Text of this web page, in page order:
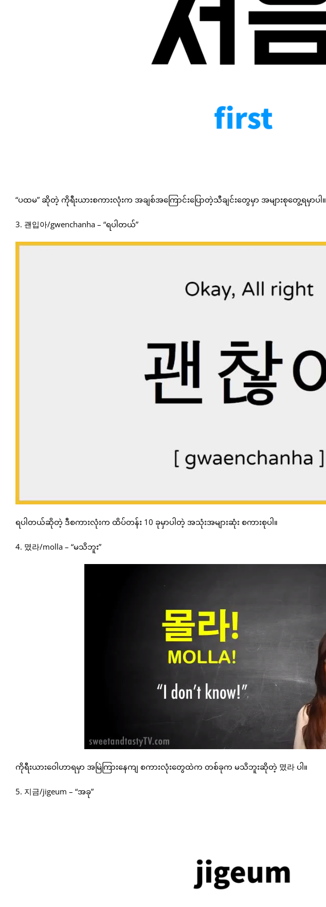
“ပထမ” ဆိုတဲ့ ကိုရီးယားစကားလုံးက အချစ်အကြောင်းပြောတဲ့သီချင်းတွေမှာ အများစုတွေ့ရမှာပါ။
3. 괜입아/gwenchanha – “ရပါတယ်”
ရပါတယ်ဆိုတဲ့ ဒီစကားလုံးက ထိပ်တန်း 10 ခုမှာပါတဲ့ အသုံးအများဆုံး စကားစုပါ။
4. 몄라/molla – “မသိဘူး”
ကိုရီးယားဝေါဟာရမှာ အမြဲကြားနေကျ စကားလုံးတွေထဲက တစ်ခုက မသိဘူးဆိုတဲ့ 몄라 ပါ။
5. 지금/jigeum – “အခု”